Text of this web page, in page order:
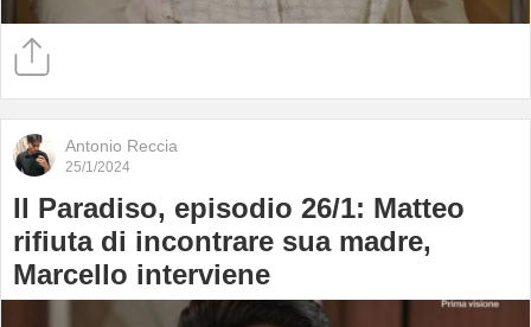
Antonio Reccia
25/1/2024
Il Paradiso, episodio 26/1: Matteo
rifiuta di incontrare sua madre,
Marcello interviene